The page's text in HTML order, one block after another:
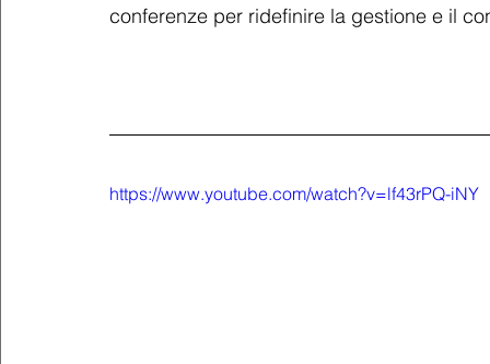
conferenze per ridefinire la gestione e il
https://www.youtube.com/watch?v=lf43rPQ-iNY